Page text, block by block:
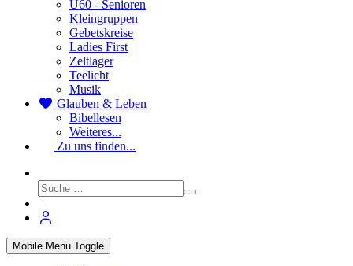
Ü60 - Senioren
Kleingruppen
Gebetskreise
Ladies First
Zeltlager
Teelicht
Musik
Glauben & Leben
Bibellesen
Weiteres...
Zu uns finden...
Mobile Menu Toggle